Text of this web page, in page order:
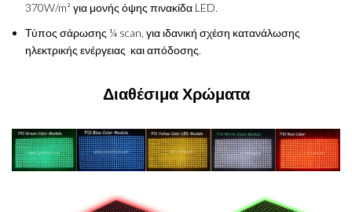
370W/m² για μονής όψης πινακίδα LED.
Τύπος σάρωσης ¼ scan, για ιδανική σχέση κατανάλωσης
ηλεκτρικής ενέργειας και απόδοσης.
Διαθέσιμα Χρώματα